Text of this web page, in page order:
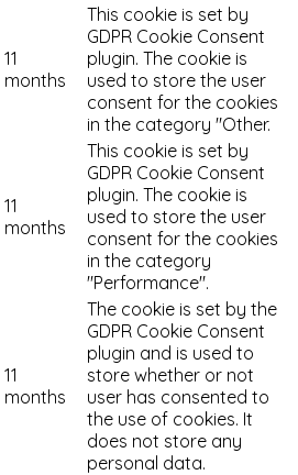
11
months
This cookie is set by
GDPR Cookie Consent
plugin. The cookie is
used to store the user
consent for the cookies
in the category "Other.
11
months
This cookie is set by
GDPR Cookie Consent
plugin. The cookie is
used to store the user
consent for the cookies
in the category
"Performance".
11
months
The cookie is set by the
GDPR Cookie Consent
plugin and is used to
store whether or not
user has consented to
the use of cookies. It
does not store any
personal data.